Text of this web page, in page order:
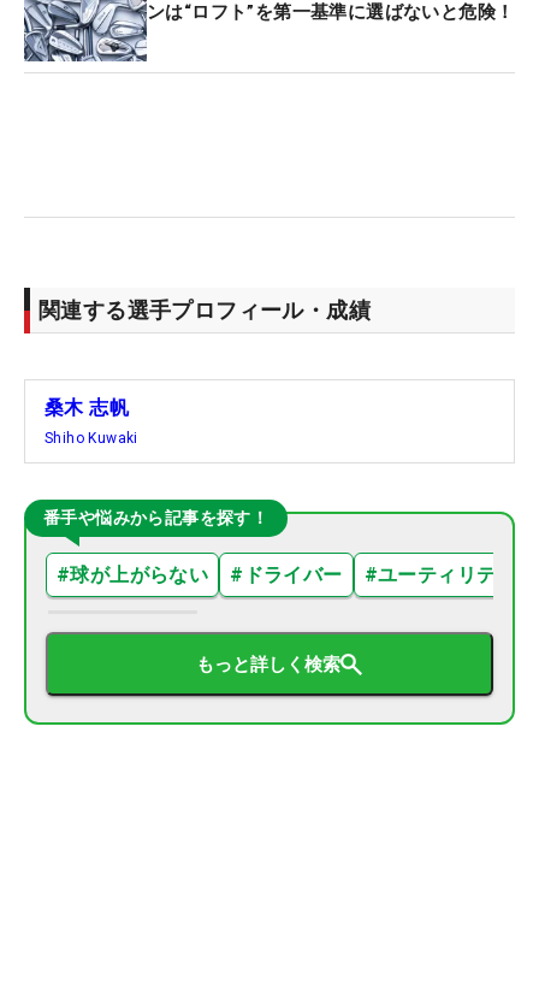
ンは“ロフト”を第一基準に選ばないと危険！
関連する選手プロフィール・成績
桑木 志帆
Shiho Kuwaki
番手や悩みから記事を探す！
#球が上がらない # ドライバー #ユーティリティ
もっと詳しく検索